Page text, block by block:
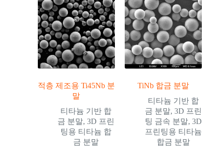
적층 제조용 Ti45Nb 분
말
티타늄 기반 합
금 분말,3D 프린
팅용 티타늄 합
금 분말
TiNb 합금 분말
티타늄 기반 합
금 분말, 3D 프린
팅 금속 분말, 3D
프린팅용 티타늄
합금 분말